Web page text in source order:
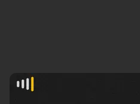
Agronegócios